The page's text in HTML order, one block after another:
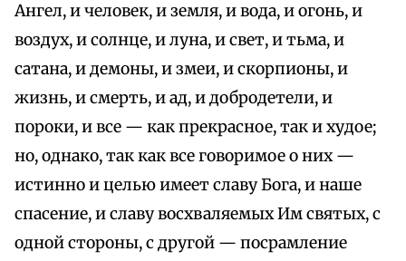
Ангел, и человек, и земля, и вода, и огонь, и
воздух, и солнце, и луна, и свет, и тьма, и
сатана, и демоны, и змеи, и скорпионы, и
жизнь, и смерть, и ад, и добродетели, и
пороки, и все — как прекрасное, так и худое;
но, однако, так как все говоримое о них —
истинно и целью имеет славу Бога, и наше
спасение, и славу восхваляемых Им святых, с
одной стороны, с другой — посрамление